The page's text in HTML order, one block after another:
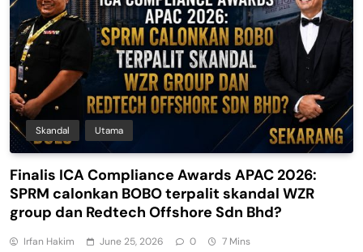
Skandal Utama
Finalis ICA Compliance Awards APAC 2026:
SPRM calonkan BOBO terpalit skandal WZR
group dan Redtech Offshore Sdn Bhd?
Irfan Hakim June 25, 2026 0 7 Mins